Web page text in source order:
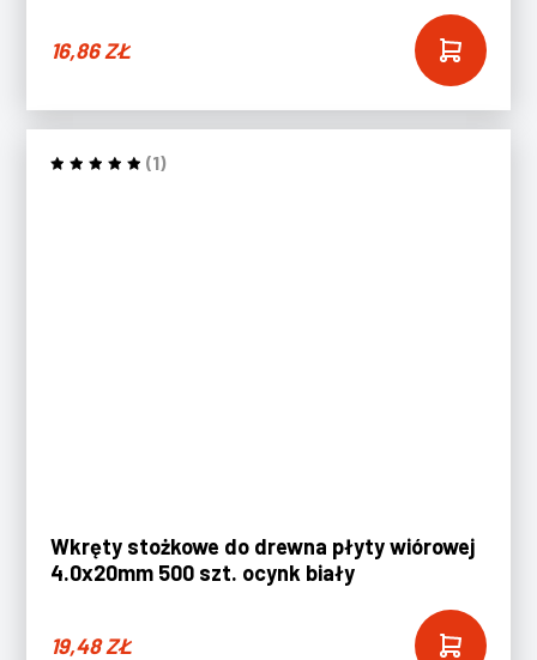
16,86ZŁ
(1)
Wkręty stożkowe do drewna płyty wiórowej
4.0x20mm 500 szt. ocynk biały
19,48ZŁ